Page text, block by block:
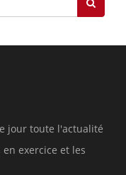
jour toute l'actualité
exercice et les